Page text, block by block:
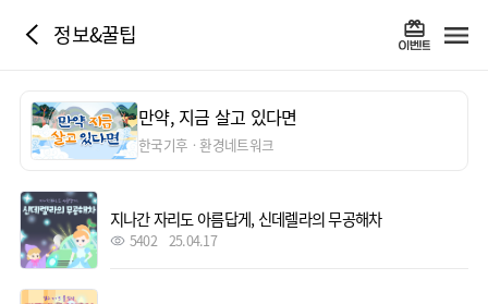
정보&꿀팁
만약, 지금 살고 있다면
한국기후ㆍ환경네트워크
지나간 자리도 아름답게, 신데렐라의 무공해차
5402 25.04.17